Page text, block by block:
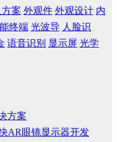
案 外观件 外观设计 内
终端 光波导 人脸识
语音识别 显示屏 光学
方案
AR眼镜显示器开发